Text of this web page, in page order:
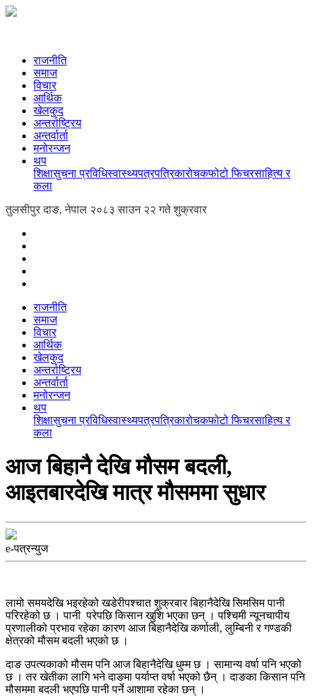
राजनीति
समाज
विचार
आर्थिक
खेलकुद
अन्तर्राष्ट्रिय
अन्तर्वार्ता
मनोरन्जन
थप
शिक्षासुचना प्रविधिस्वास्थ्यपत्रपत्रिकारोचकफोटो फिचरसाहित्य र
कला
तुलसीपुर दाङ, नेपाल २०८३ साउन २२ गते शुक्रवार
राजनीति
समाज
विचार
आर्थिक
खेलकुद
अन्तर्राष्ट्रिय
अन्तर्वार्ता
मनोरन्जन
थप
शिक्षासुचना प्रविधिस्वास्थ्यपत्रपत्रिकारोचकफोटो फिचरसाहित्य र
कला
आज बिहानै देखि माैसम बदली,
आइतबारदेखि मात्र मौसममा सुधार
e-पत्रन्युज
लामो समयदेखि भइरहेको खडेरीपश्चात शुक्रबार बिहानैदेखि सिमसिम पानी
परिरहेको छ । पानी परेपछि किसान खुशि भएका छन् । पश्चिमी न्यूनचापीय
प्रणालीको प्रभाव रहेका कारण आज बिहानैदेखि कर्णाली, लुम्बिनी र गण्डकी
क्षेत्रको मौसम बदली भएको छ ।
दाङ उपत्यकाको मौसम पनि आज बिहानैदेखि धुम्म छ । सामान्य वर्षा पनि भएको
छ । तर खेतीका लागि भने दाङमा पर्याप्त वर्षा भएको छैन् । दाङका किसान पनि
मौसममा बदली भएपछि पानी पर्ने आशामा रहेका छन् ।